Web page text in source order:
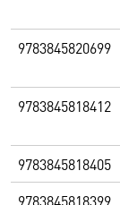
9783845820699
9783845818412
9783845818405
9783845818399